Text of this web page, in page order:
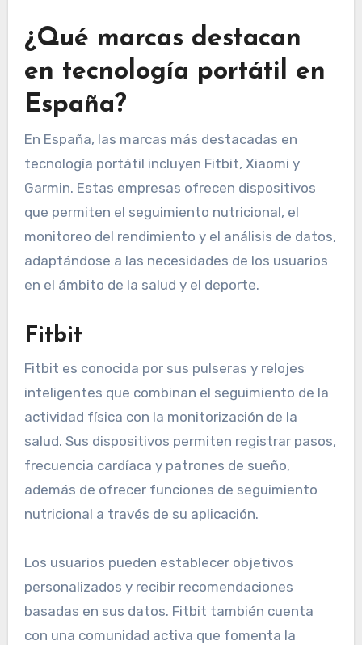
¿Qué marcas destacan
en tecnología portátil en
España?
En España, las marcas más destacadas en
tecnología portátil incluyen Fitbit, Xiaomi y
Garmin. Estas empresas ofrecen dispositivos
que permiten el seguimiento nutricional, el
monitoreo del rendimiento y el análisis de datos,
adaptándose a las necesidades de los usuarios
en el ámbito de la salud y el deporte.
Fitbit
Fitbit es conocida por sus pulseras y relojes
inteligentes que combinan el seguimiento de la
actividad física con la monitorización de la
salud. Sus dispositivos permiten registrar pasos,
frecuencia cardíaca y patrones de sueño,
además de ofrecer funciones de seguimiento
nutricional a través de su aplicación.
Los usuarios pueden establecer objetivos
personalizados y recibir recomendaciones
basadas en sus datos. Fitbit también cuenta
con una comunidad activa que fomenta la